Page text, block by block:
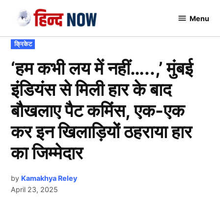
content
Menu
POSTED
IN
क्रिकेट
‘हम कभी लय में नहीं…..,’ मुंबई
इंडियंस से मिली हार के बाद
बौखलाए पैट कमिंस, एक-एक
कर इन खिलाड़ियों ठहराया हार
का जिम्मेदार
by Kamakhya Reley
April 23, 2025